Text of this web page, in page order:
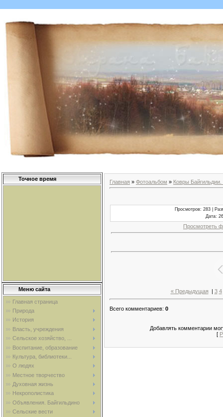
Точное время
Меню сайта
Главная страница
Природа
История
Власть, учреждения
Сельское хозяйство, ...
Воспитание, образование
Культура, библиотеки...
О людях
Местное творчество
Духовная жизнь
Некрополистика
Объявления. Байгильдино
Сельские вести
Главная » Фотоальбом » Ковры Байгильдии.
Просмотров: 283 |
Дата:
Просмотреть
« Предыдущая 3 4
Всего комментариев: 0
Добавлять комментарии
[